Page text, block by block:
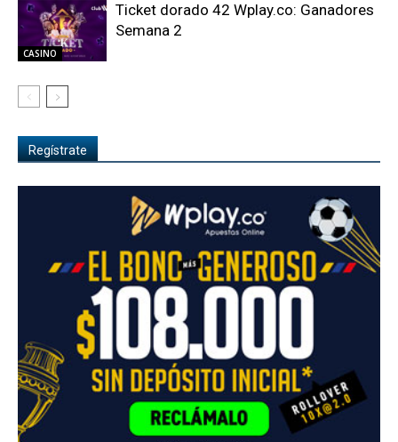
CASINO
Ticket dorado 42 Wplay.co: Ganadores
Semana 2
Regístrate